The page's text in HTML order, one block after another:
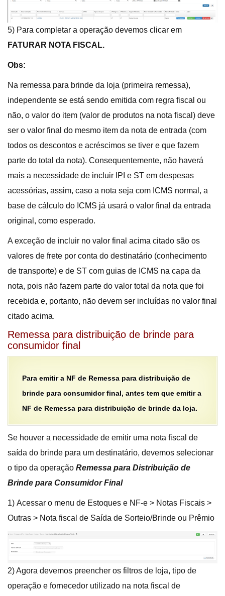
5) Para completar a operação devemos clicar em
FATURAR NOTA FISCAL.
Obs:
Na remessa para brinde da loja (primeira remessa),
independente se está sendo emitida com regra fiscal ou
não, o valor do item (valor de produtos na nota fiscal) deve
ser o valor final do mesmo item da nota de entrada (com
todos os descontos e acréscimos se tiver e que fazem
parte do total da nota). Consequentemente, não haverá
mais a necessidade de incluir IPI e ST em despesas
acessórias, assim, caso a nota seja com ICMS normal, a
base de cálculo do ICMS já usará o valor final da entrada
original, como esperado.
A exceção de incluir no valor final acima citado são os
valores de frete por conta do destinatário (conhecimento
de transporte) e de ST com guias de ICMS na capa da
nota, pois não fazem parte do valor total da nota que foi
recebida e, portanto, não devem ser incluídas no valor final
citado acima.
Remessa para distribuição de brinde para
consumidor final
Para emitir a NF de Remessa para distribuição de
brinde para consumidor final, antes tem que emitir a
NF de Remessa para distribuição de brinde da loja.
Se houver a necessidade de emitir uma nota fiscal de
saída do brinde para um destinatário, devemos selecionar
o tipo da operação Remessa para Distribuição de
Brinde para Consumidor Final
1) Acessar o menu de Estoques e NF-e > Notas Fiscais >
Outras > Nota fiscal de Saída de Sorteio/Brinde ou Prêmio
2) Agora devemos preencher os filtros de loja, tipo de
operação e fornecedor utilizado na nota fiscal de